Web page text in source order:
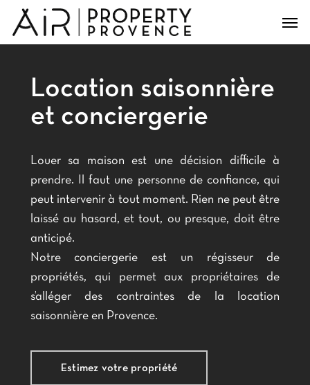
main
Location saisonnière
et conciergerie
Louer sa maison est une décision difficile à
prendre. Il faut une personne de confiance, qui
peut intervenir à tout moment. Rien ne peut être
laissé au hasard, et tout, ou presque, doit être
anticipé.
Notre conciergerie est un régisseur de
propriétés, qui permet aux propriétaires de
s’alléger des contraintes de la location
saisonnière en Provence.
Estimez votre propriété